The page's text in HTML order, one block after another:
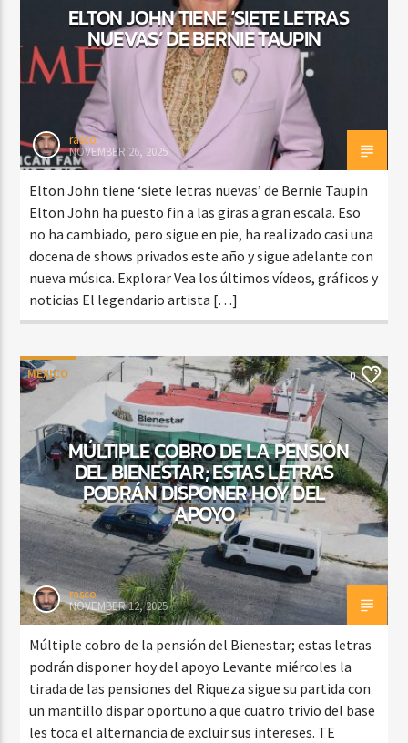
ELTON JOHN TIENE ‘SIETE LETRAS
NUEVAS’ DE BERNIE TAUPIN
rasco
NOVEMBER 26, 2025
Elton John tiene ‘siete letras nuevas’ de Bernie Taupin
Elton John ha puesto fin a las giras a gran escala. Eso
no ha cambiado, pero sigue en pie, ha realizado casi una
docena de shows privados este año y sigue adelante con
nueva música. Explorar Vea los últimos vídeos, gráficos y
noticias El legendario artista […]
MÉXICO 0
MÚLTIPLE COBRO DE LA PENSIÓN
DEL BIENESTAR; ESTAS LETRAS
PODRÁN DISPONER HOY DEL
APOYO
rasco
NOVEMBER 12, 2025
Múltiple cobro de la pensión del Bienestar; estas letras
podrán disponer hoy del apoyo Levante miércoles la
tirada de las pensiones del Riqueza sigue su partida con
un mantillo dispar oportuno a que cuatro trivio del base
les toca el alternancia de excluir sus intereses. TE